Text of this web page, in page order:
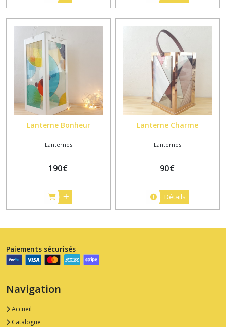
Lanterne Bonheur
Lanternes
190€
Lanterne Charme
Lanternes
90€
Détails
Paiements sécurisés
Navigation
Accueil
Catalogue